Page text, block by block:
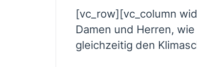
[vc_row][vc_column
Damen und Herren,
gleichzeitig den